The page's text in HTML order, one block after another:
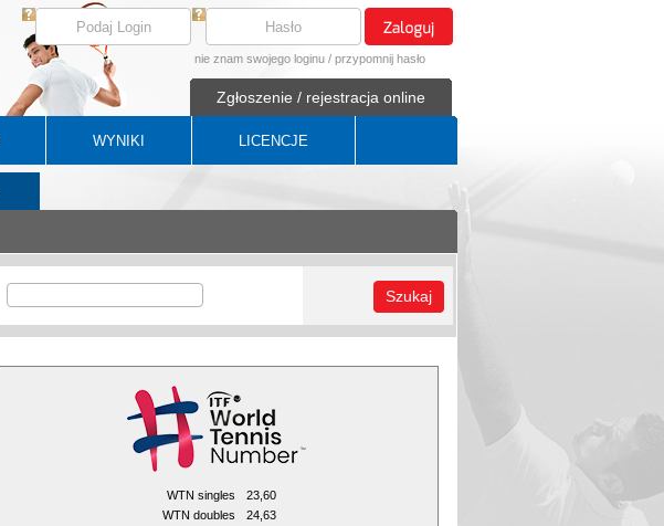
nie znam swojego loginu / przypomnij hasło
Zgłoszenie / rejestracja online
WYNIKI LICENCJE
Szukaj
WTN singles
23,60
WTN doubles
24,63